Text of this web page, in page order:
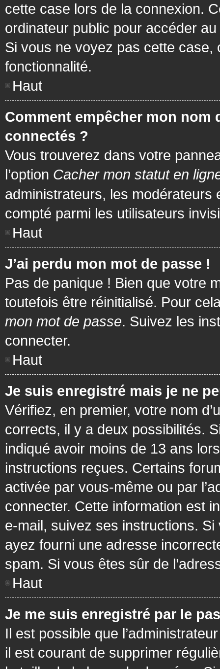
cette case lors de la connexion.
ordinateur public pour accéder
Si vous ne voyez pas cette case,
fonctionnalité.
Haut
Comment empêcher mon nom
connectés ?
Vous trouverez dans votre
l’option Cacher mon statut en
administrateurs, les
compté parmi les utilisateurs
Haut
J’ai perdu mon mot de passe !
Pas de panique ! Bien que votre
toutefois être réinitialisé. Pour
mon mot de passe. Suivez les
connecter.
Haut
Je suis enregistré mais je ne
Vérifiez, en premier, votre nom
corrects, il y a deux possibilités.
indiqué avoir moins de 13 ans
instructions reçues. Certains
activée par vous-même ou par
connecter. Cette information est
e-mail, suivez ses instructions. Si
ayez fourni une adresse
spam. Si vous êtes sûr de
Haut
Je me suis enregistré par le
Il est possible que
il est courant de supprimer